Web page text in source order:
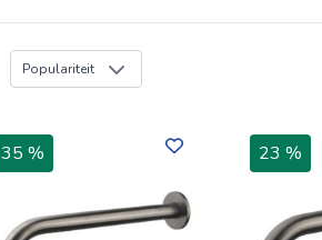
Populariteit
35 % 23 %